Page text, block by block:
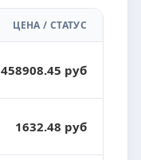
ЦЕНА / СТАТУС
458908.45 руб
1632.48 руб